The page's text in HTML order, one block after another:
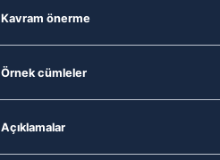
Kavram önerme
Örnek cümleler
Açıklamalar